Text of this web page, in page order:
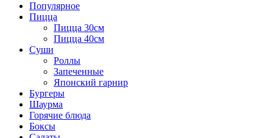
Популярное
Пицца
Пицца 30см
Пицца 40см
Суши
Роллы
Запеченные
Японский гарнир
Бургеры
Шаурма
Горячие блюда
Боксы